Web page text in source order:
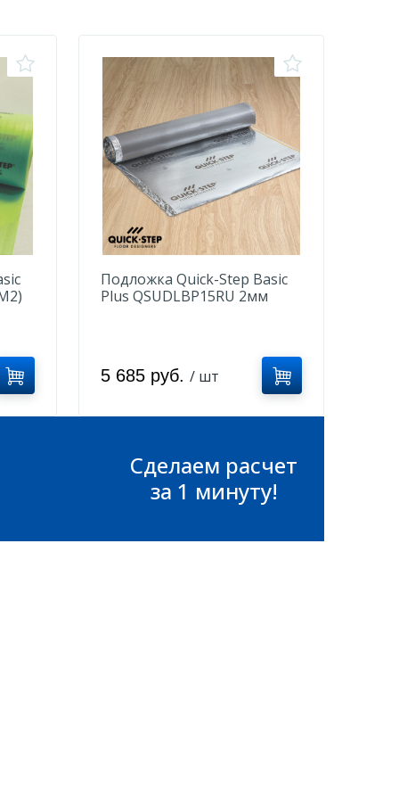
Подложка Quick-Step Basic
Plus QSUDLBP15RU 2мм
5 685 руб. / шт
Сделаем расчет
за 1 минуту!